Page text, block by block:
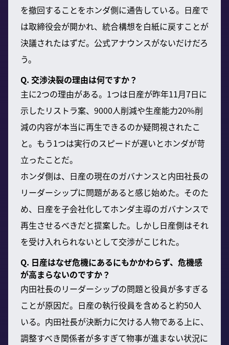
を撤回することをホンダ側に通告している。日産で
は取締役会が開かれ、統合構想を白紙に戻すことが
決議されたはずだ。公式アナウンスがないだけだろ
う。
Q. 交渉決裂の理由は何ですか？
主に2つの理由がある。1つは日産が昨年11月7日に
示したリストラ案、9000人削減や生産能力20%削
減の内容が本当に再生できるのか疑問視されたこ
と。もう1つは実行のスピードが遅いとホンダが苛
立ったことだ。
ホンダ側は、日産の現在のガバナンスと内田社長の
リーダーシップに問題があると感じ始めた。そのた
め、日産を子会社化してホンダ主導のガバナンスで
再生させるべきだと提案した。しかし日産側はそれ
を受け入れられないとして交渉がこじれた。
Q. 日産はなぜ危機にあるにもかかわらず、危機感
が高まらないのですか？
内田社長のリーダーシップの問題と役員が多すぎる
ことが原因だ。日産の執行役員を含めると約50人
いる。内田社長が決断力に欠ける人物である上に、
調整すべき関係者が多すぎて物事が進まない状況に